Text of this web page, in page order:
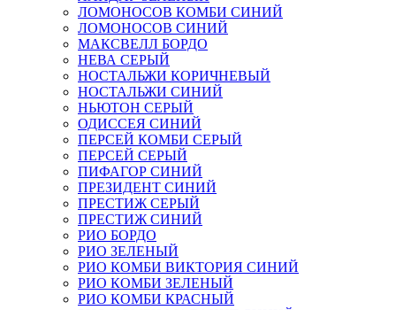
ЛОМОНОСОВ КОМБИ СИНИЙ
ЛОМОНОСОВ СИНИЙ
МАКСВЕЛЛ БОРДО
НЕВА СЕРЫЙ
НОСТАЛЬЖИ КОРИЧНЕВЫЙ
НОСТАЛЬЖИ СИНИЙ
НЬЮТОН СЕРЫЙ
ОДИССЕЯ СИНИЙ
ПЕРСЕЙ КОМБИ СЕРЫЙ
ПЕРСЕЙ СЕРЫЙ
ПИФАГОР СИНИЙ
ПРЕЗИДЕНТ СИНИЙ
ПРЕСТИЖ СЕРЫЙ
ПРЕСТИЖ СИНИЙ
РИО БОРДО
РИО ЗЕЛЕНЫЙ
РИО КОМБИ ВИКТОРИЯ СИНИЙ
РИО КОМБИ ЗЕЛЕНЫЙ
РИО КОМБИ КРАСНЫЙ